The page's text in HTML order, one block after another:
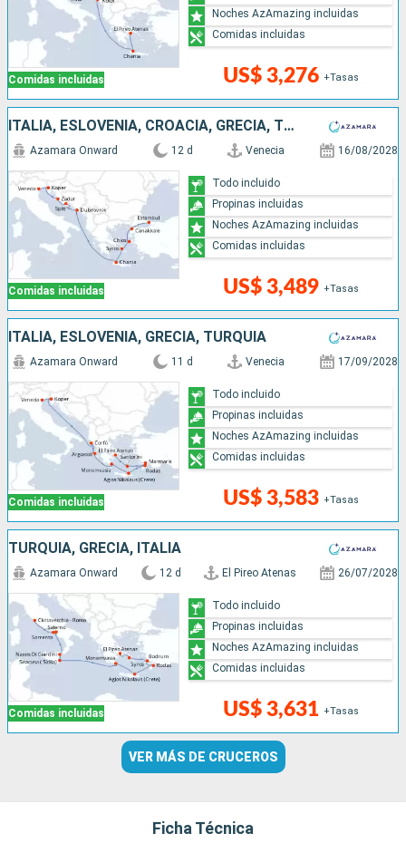
Comidas incluidas US$ 3,276 +Tasas
Noches AzAmazing incluidas
Comidas incluidas
ITALIA, ESLOVENIA, CROACIA, GRECIA, TURQUÍA
Comidas incluidas
Azamara Onward 12 d Venecia 16/08/2028
US$ 3,489 +Tasas
Todo incluido
Propinas incluidas
Noches AzAmazing incluidas
Comidas incluidas
ITALIA, ESLOVENIA, GRECIA, TURQUÍA
Comidas incluidas
Azamara Onward 11 d Venecia 17/09/2028
US$ 3,583 +Tasas
Todo incluido
Propinas incluidas
Noches AzAmazing incluidas
Comidas incluidas
TURQUÍA, GRECIA, ITALIA
Comidas incluidas
Azamara Onward 12 d El Pireo Atenas 26/07/2028
US$ 3,631 +Tasas
Todo incluido
Propinas incluidas
Noches AzAmazing incluidas
Comidas incluidas
VER MÁS DE CRUCEROS
Ficha Técnica